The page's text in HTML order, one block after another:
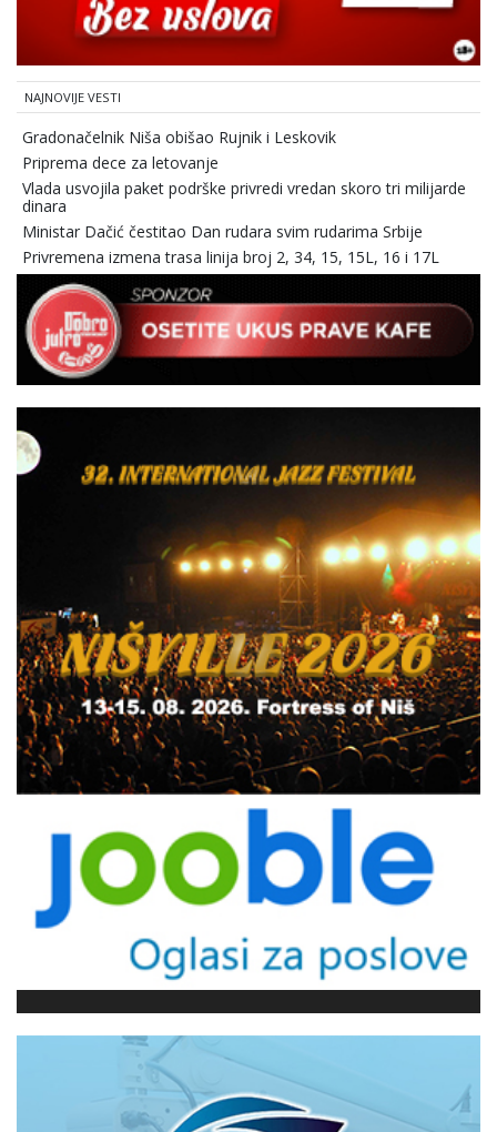
NAJNOVIJE VESTI
Gradonačelnik Niša obišao Rujnik i Leskovik
Priprema dece za letovanje
Vlada usvojila paket podrške privredi vredan skoro tri milijarde
dinara
Ministar Dačić čestitao Dan rudara svim rudarima Srbije
Privremena izmena trasa linija broj 2, 34, 15, 15L, 16 i 17L